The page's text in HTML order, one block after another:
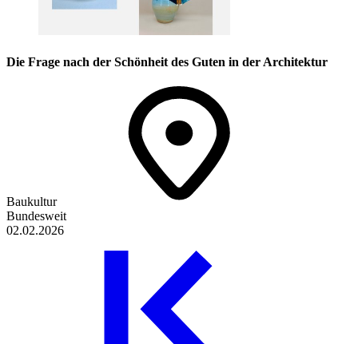
Die Frage nach der Schönheit des Guten in der Architektur
Baukultur
Bundesweit
02.02.2026